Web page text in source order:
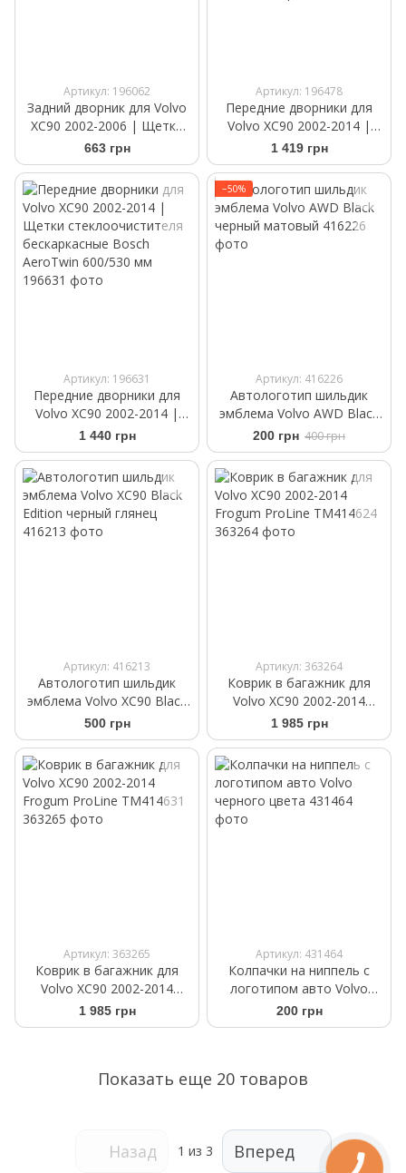
Артикул: 196062
Задний дворник для Volvo
XC90 2002-2006 | Щетка
стеклоочистителя Bosch
Rear H 370 370 мм
663 грн
Артикул: 196478
Передние дворники для
Volvo XC90 2002-2014 |
Щетки стеклоочистителя
бескаркасные Bosch
AeroTwin AR 606 S 600/500
мм
1 419 грн
Артикул: 196631
Передние дворники для
Volvo XC90 2002-2014 |
Щетки стеклоочистителя
бескаркасные Bosch
1 440 грн
−50%
Артикул: 416226
Автологотип шильдик
эмблема Volvo AWD Black
черный матовый
200 грн 400 грн
Артикул: 416213
Автологотип шильдик
эмблема Volvo XC90 Black
Edition черный глянец
500 грн
Артикул: 363264
Коврик в багажник для
Volvo XC90 2002-2014
Frogum ProLine TM414624
1 985 грн
Артикул: 363265
Коврик в багажник для
Volvo XC90 2002-2014
Frogum ProLine TM414631
1 985 грн
Артикул: 431464
Колпачки на ниппель с
логотипом авто Volvo
черного цвета
200 грн
Показать еще 20 товаров
Назад 1 из 3 Вперед